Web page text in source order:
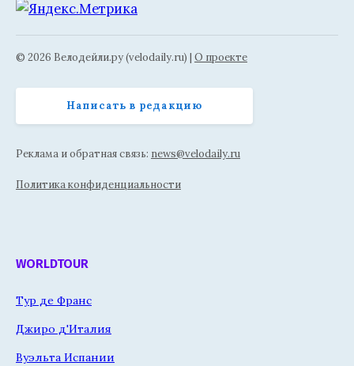
© 2026 Велодейли.ру (velodaily.ru) | О проекте
Написать в редакцию
Реклама и обратная связь: news@velodaily.ru
Политика конфиденциальности
WORLDTOUR
Тур де Франс
Джиро д'Италия
Вуэльта Испании